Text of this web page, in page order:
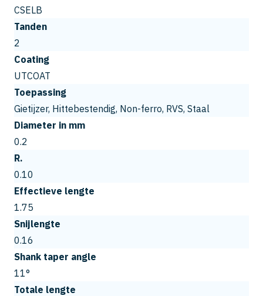
CSELB
Tanden
2
Coating
UTCOAT
Toepassing
Gietijzer, Hittebestendig, Non-ferro, RVS, Staal
Diameter in mm
0.2
R.
0.10
Effectieve lengte
1.75
Snijlengte
0.16
Shank taper angle
11°
Totale lengte